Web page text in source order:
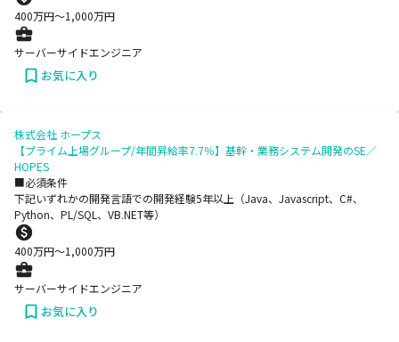
400万円〜1,000万円
サーバーサイドエンジニア
お気に入り
株式会社 ホープス
【プライム上場グループ/年間昇給率7.7％】基幹・業務システム開発のSE／
HOPES
■必須条件
下記いずれかの開発言語での開発経験5年以上（Java、Javascript、C#、
Python、PL/SQL、VB.NET等）
400万円〜1,000万円
サーバーサイドエンジニア
お気に入り